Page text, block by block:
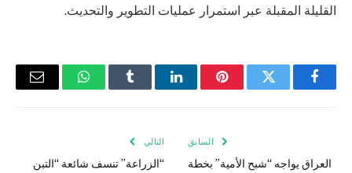
القليلة المقبلة عبر استمرار عمليات التطوير والتحديث.
فيسبوكتويتر بينتيريستلينكدإن Tumblr واتسابالبريد
السابق
العراق يواجه “شبح الأمية” بخطة
التالي
“الزراعة” تنسف شائعة “التبن